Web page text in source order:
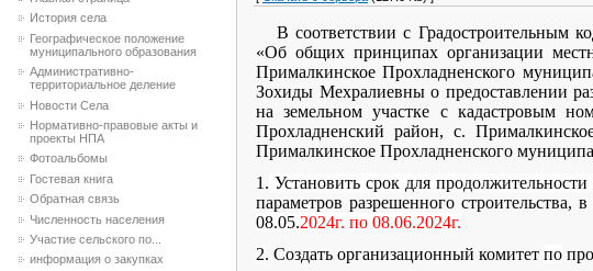
История села
Географическое положение
муниципального образования
Административно-
территориальное деление
Новости Села
Нормативно-правовые акты и
проекты НПА
Фотоальбомы
Гостевая книга
Обратная связь
Численность населения
Участие сельского по...
информация о закупках
В соответствии с Градостроительным
«Об общих принципах организации
Прималкинское Прохладненского
Зохиды Мехралиевны о предоставлении
на земельном участке с кадастровым
Прохладненский район, с.
Прималкинское Прохладненского
1. Установить срок для
параметров разрешенного
08.05.2024г. по 08.06.2024г.
2. Создать организационный комитет по